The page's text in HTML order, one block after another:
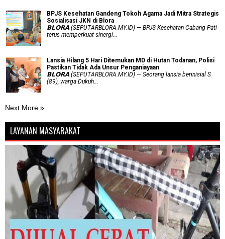
BPJS Kesehatan Gandeng Tokoh Agama Jadi Mitra Strategis
Sosialisasi JKN di Blora
𝗕𝗟𝗢𝗥𝗔 (SEPUTARBLORA.MY.ID) — BPJS Kesehatan Cabang Pati
terus memperkuat sinergi...
Lansia Hilang 5 Hari Ditemukan MD di Hutan Todanan, Polisi
Pastikan Tidak Ada Unsur Penganiayaan
𝗕𝗟𝗢𝗥𝗔 (SEPUTARBLORA.MY.ID) — Seorang lansia berinisial S
(89), warga Dukuh...
Next More »
LAYANAN MASYARAKAT